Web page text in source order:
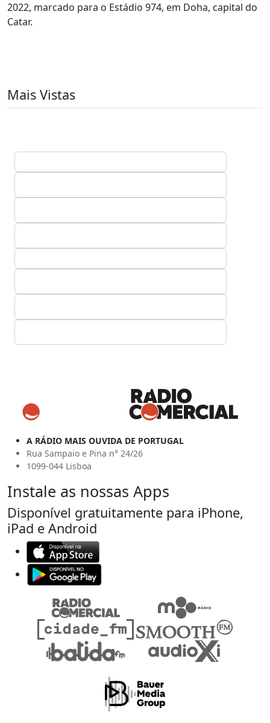
2022, marcado para o Estádio 974, em Doha, capital do
Catar.
Mais Vistas
A RÁDIO MAIS OUVIDA DE PORTUGAL
Rua Sampaio e Pina n° 24/26
1099-044 Lisboa
Instale as nossas Apps
Disponível gratuitamente para iPhone,
iPad e Android